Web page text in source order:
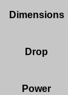
Dimensions
Drop
Power